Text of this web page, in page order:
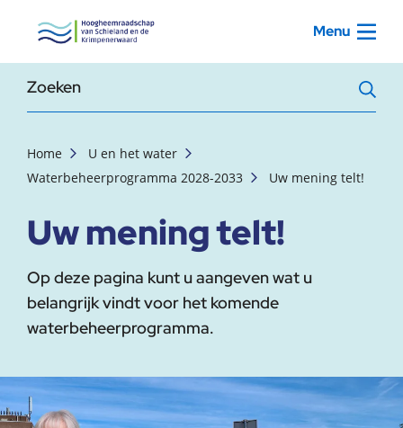
, startpagina Menu
Zoekterm
Home
U en het water
Waterbeheerprogramma 2028-2033
Uw mening telt!
Uw mening telt!
Op deze pagina kunt u aangeven wat u
belangrijk vindt voor het komende
waterbeheerprogramma.